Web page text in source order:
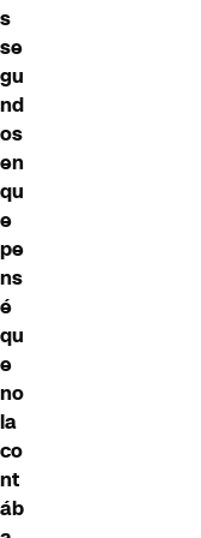
s
se
gu
nd
os
en
qu
e
pe
ns
é
qu
e
no
la
co
nt
áb